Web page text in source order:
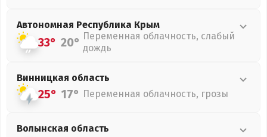
Автономная Республика Крым
33° 20° Переменная облачность, слабый
дождь
Винницкая область
25° 17° Переменная облачность, грозы
Волынская область